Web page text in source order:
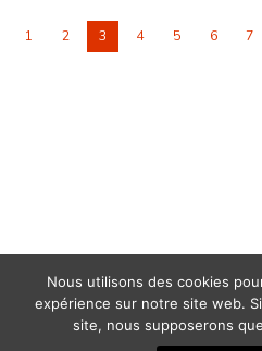
1 2 3 4 5 6 7
Nous utilisons des cookies
expérience sur notre site web.
site, nous supposerons